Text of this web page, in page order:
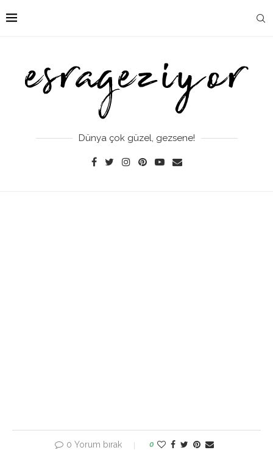
Dünya çok güzel, gezsene!
0 Yorum bırak 0